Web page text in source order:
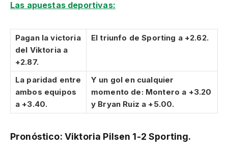
Las apuestas deportivas:
Pagan la victoria
del Viktoria a
+2.87.
El triunfo de Sporting a +2.62.
La paridad entre
ambos equipos
a +3.40.
Y un gol en cualquier
momento de: Montero a +3.20
y Bryan Ruiz a +5.00.
Pronóstico: Viktoria Pilsen 1-2 Sporting.